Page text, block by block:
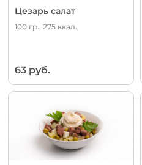
Цезарь салат
100 гр., 275 ккал.,
63 руб.